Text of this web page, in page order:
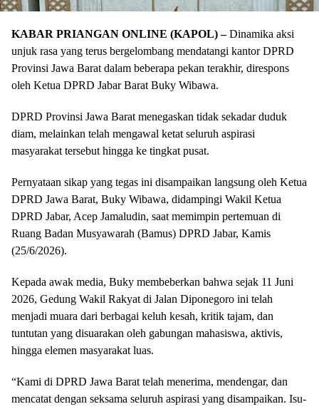
KABAR PRIANGAN ONLINE (KAPOL) –Dinamika aksi
unjuk rasa yang terus bergelombang mendatangi kantor DPRD
Provinsi Jawa Barat dalam beberapa pekan terakhir, direspons
oleh Ketua DPRD Jabar Barat Buky Wibawa.
DPRD Provinsi Jawa Barat menegaskan tidak sekadar duduk
diam, melainkan telah mengawal ketat seluruh aspirasi
masyarakat tersebut hingga ke tingkat pusat.
​Pernyataan sikap yang tegas ini disampaikan langsung oleh Ketua
DPRD Jawa Barat, Buky Wibawa, didampingi Wakil Ketua
DPRD Jabar, Acep Jamaludin, saat memimpin pertemuan di
Ruang Badan Musyawarah (Bamus) DPRD Jabar, Kamis
(25/6/2026).
​Kepada awak media, Buky membeberkan bahwa sejak 11 Juni
2026, Gedung Wakil Rakyat di Jalan Diponegoro ini telah
menjadi muara dari berbagai keluh kesah, kritik tajam, dan
tuntutan yang disuarakan oleh gabungan mahasiswa, aktivis,
hingga elemen masyarakat luas.
​“Kami di DPRD Jawa Barat telah menerima, mendengar, dan
mencatat dengan seksama seluruh aspirasi yang disampaikan. Isu-